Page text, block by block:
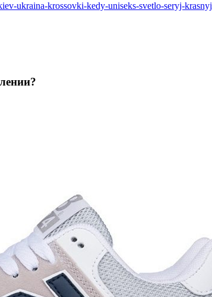
ukraina-krossovki-kedy-uniseks-svetlo-seryj-